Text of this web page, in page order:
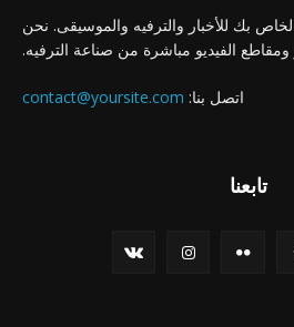
بك للأخبار والترفيه والموسيقى. نحن
الفيديو مباشرة من صناعة الترفيه.
اتصل بنا: contact@yoursite.com
تابعنا